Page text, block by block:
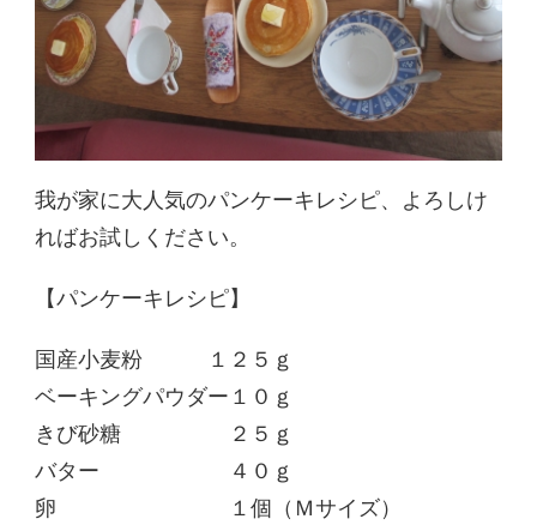
我が家に大人気のパンケーキレシピ、よろしけ
ればお試しください。
【パンケーキレシピ】
国産小麦粉 １２５ｇ
ベーキングパウダー１０ｇ
きび砂糖 ２５ｇ
バター ４０ｇ
卵 １個（Ｍサイズ）